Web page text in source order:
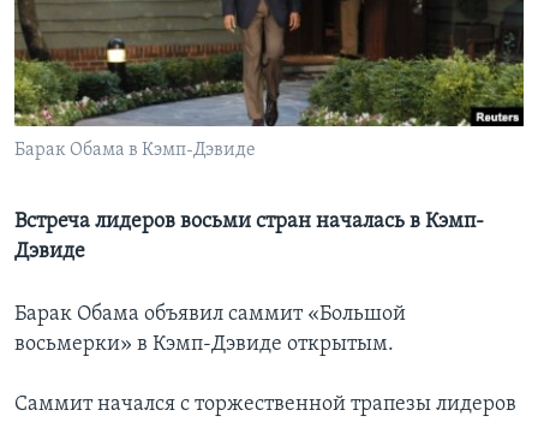
Learning English
СОЦИАЛЬНЫЕ СЕТИ
Языки
Барак Обама в Кэмп-Дэвиде
Встреча лидеров восьми стран началась в Кэмп-
Дэвиде
Барак Обама объявил саммит «Большой
восьмерки» в Кэмп-Дэвиде открытым.
Саммит начался с торжественной трапезы лидеров